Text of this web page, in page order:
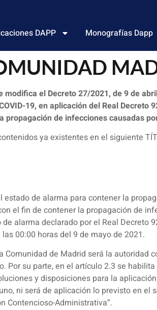
DAPP Monografías Dapp
modifica el Decreto 27/2021, de 9 de
19, en aplicación del Real Decreto
de infecciones causadas
ya existentes en el siguiente
de alarma para contener la
el fin de contener la propagación de
alarma declarado por el Real Decreto
00:00 horas del 9 de mayo de 2021.
de Madrid será la autoridad
Por su parte, en el artículo 2.3 se
y disposiciones para la
ni será de aplicación lo previsto en el
Contencioso-Administrativa”.